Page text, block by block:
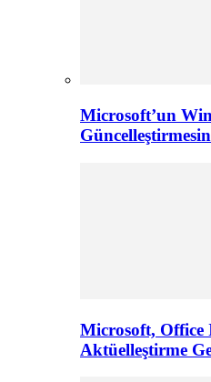
Microsoft’un
Microsoft, Office
Aktüelleştirme